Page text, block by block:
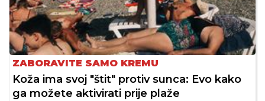
ZABORAVITE SAMO KREMU
Koža ima svoj "štit" protiv sunca: Evo kako
ga možete aktivirati prije plaže